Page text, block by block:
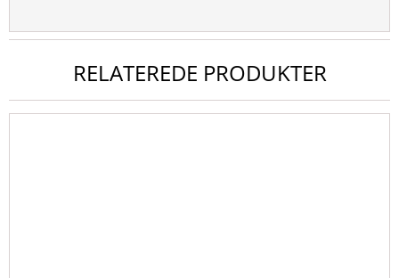
RELATEREDE PRODUKTER